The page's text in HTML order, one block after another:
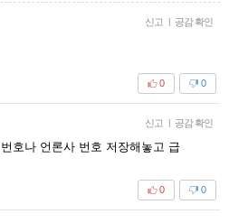
신고 | 공감 확인
0
0
신고 | 공감 확인
호나 언론사 번호 저장해놓고 급
0
0